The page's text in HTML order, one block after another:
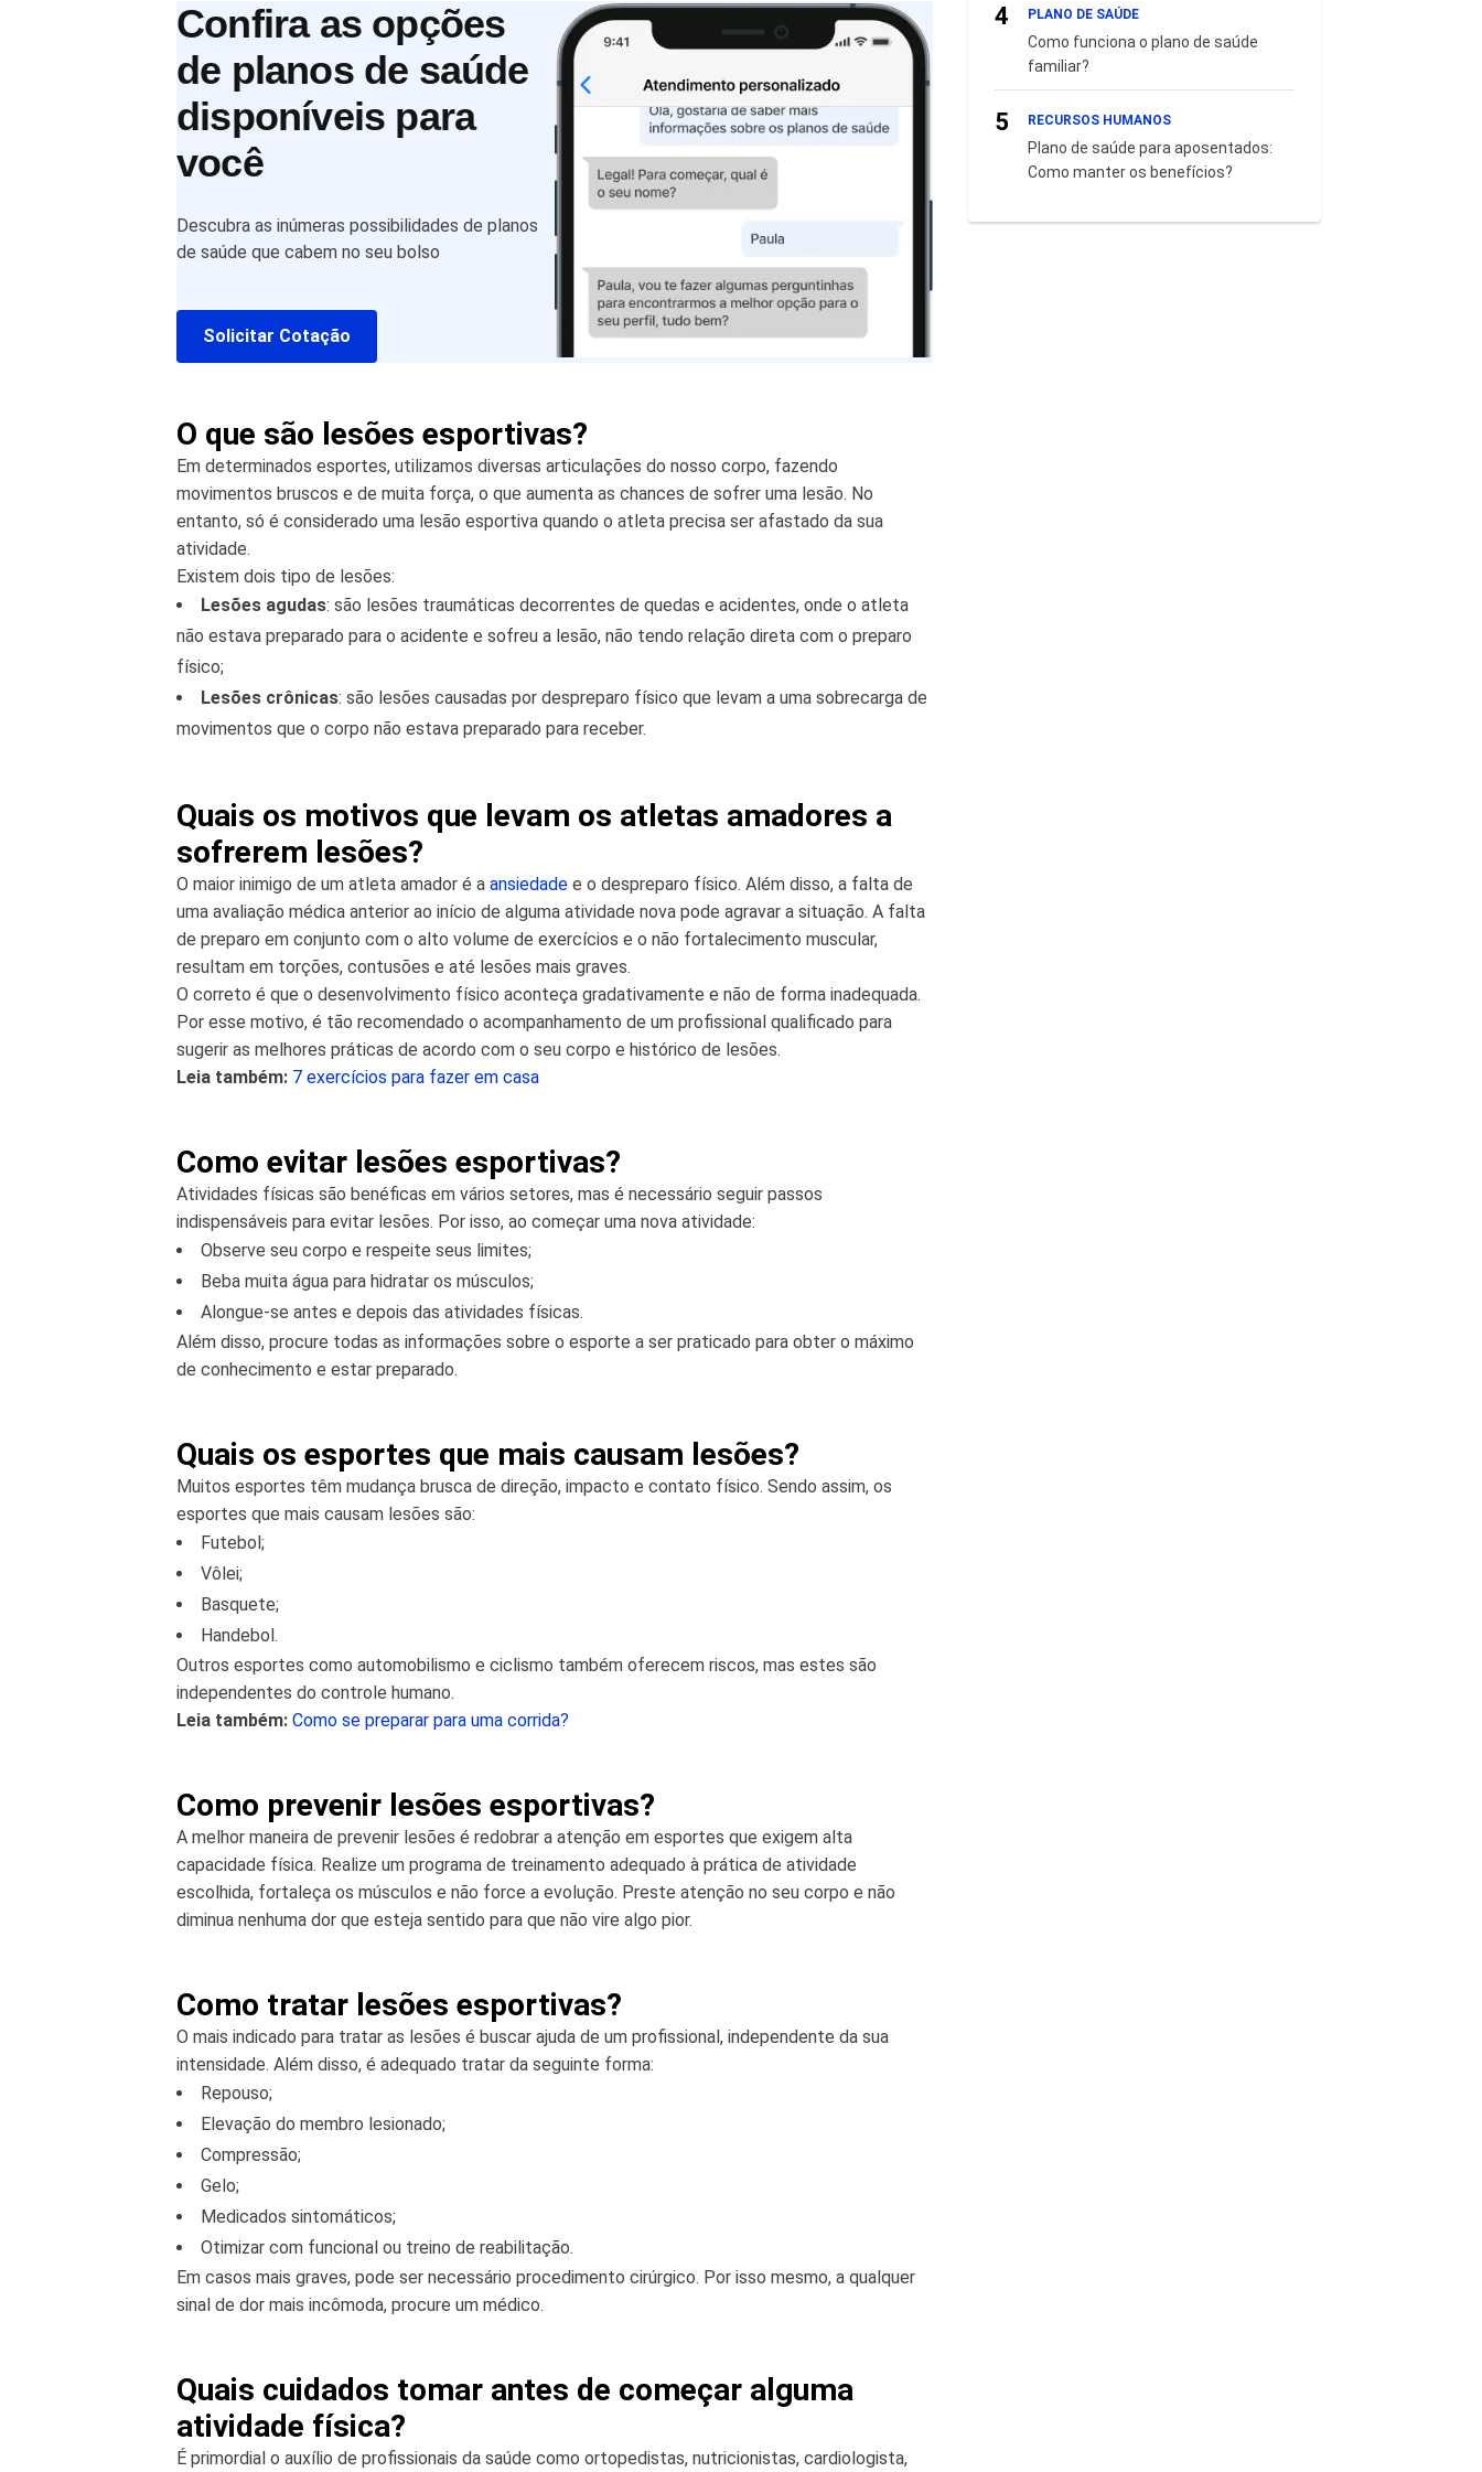
Confira as opções
de planos de saúde
disponíveis para
você
Descubra as inúmeras possibilidades de planos
de saúde que cabem no seu bolso
Solicitar Cotação
O que são lesões esportivas?
Em determinados esportes, utilizamos diversas articulações do nosso corpo, fazendo
movimentos bruscos e de muita força, o que aumenta as chances de sofrer uma lesão. No
entanto, só é considerado uma lesão esportiva quando o atleta precisa ser afastado da sua
atividade.
Existem dois tipo de lesões:
Lesões agudas: são lesões traumáticas decorrentes de quedas e acidentes, onde o atleta
não estava preparado para o acidente e sofreu a lesão, não tendo relação direta com o preparo
físico;
Lesões crônicas: são lesões causadas por despreparo físico que levam a uma sobrecarga de
movimentos que o corpo não estava preparado para receber.
Quais os motivos que levam os atletas amadores a
sofrerem lesões?
O maior inimigo de um atleta amador é a ansiedade e o despreparo físico. Além disso, a falta de
uma avaliação médica anterior ao início de alguma atividade nova pode agravar a situação. A falta
de preparo em conjunto com o alto volume de exercícios e o não fortalecimento muscular,
resultam em torções, contusões e até lesões mais graves.
O correto é que o desenvolvimento físico aconteça gradativamente e não de forma inadequada.
Por esse motivo, é tão recomendado o acompanhamento de um profissional qualificado para
sugerir as melhores práticas de acordo com o seu corpo e histórico de lesões.
Leia também: 7 exercícios para fazer em casa
Como evitar lesões esportivas?
Atividades físicas são benéficas em vários setores, mas é necessário seguir passos
indispensáveis para evitar lesões. Por isso, ao começar uma nova atividade:
Observe seu corpo e respeite seus limites;
Beba muita água para hidratar os músculos;
Alongue-se antes e depois das atividades físicas.
Além disso, procure todas as informações sobre o esporte a ser praticado para obter o máximo
de conhecimento e estar preparado.
Quais os esportes que mais causam lesões?
Muitos esportes têm mudança brusca de direção, impacto e contato físico. Sendo assim, os
esportes que mais causam lesões são:
Futebol;
Vôlei;
Basquete;
Handebol.
Outros esportes como automobilismo e ciclismo também oferecem riscos, mas estes são
independentes do controle humano.
Leia também: Como se preparar para uma corrida?
Como prevenir lesões esportivas?
A melhor maneira de prevenir lesões é redobrar a atenção em esportes que exigem alta
capacidade física. Realize um programa de treinamento adequado à prática de atividade
escolhida, fortaleça os músculos e não force a evolução. Preste atenção no seu corpo e não
diminua nenhuma dor que esteja sentido para que não vire algo pior.
Como tratar lesões esportivas?
O mais indicado para tratar as lesões é buscar ajuda de um profissional, independente da sua
intensidade. Além disso, é adequado tratar da seguinte forma:
Repouso;
Elevação do membro lesionado;
Compressão;
Gelo;
Medicados sintomáticos;
Otimizar com funcional ou treino de reabilitação.
Em casos mais graves, pode ser necessário procedimento cirúrgico. Por isso mesmo, a qualquer
sinal de dor mais incômoda, procure um médico.
Quais cuidados tomar antes de começar alguma
atividade física?
É primordial o auxílio de profissionais da saúde como ortopedistas, nutricionistas, cardiologista,
4 PLANO DE SAÚDE
Como funciona o plano de saúde
familiar?
5 RECURSOS HUMANOS
Plano de saúde para aposentados:
Como manter os benefícios?